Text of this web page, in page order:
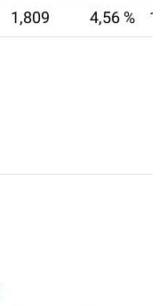
1,809 4,56 %